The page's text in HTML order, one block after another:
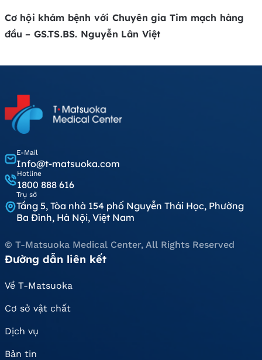
Cơ hội khám bệnh với Chuyên gia Tim mạch hàng
đầu – GS.TS.BS. Nguyễn Lân Việt
E-Mail
Info@t-matsuoka.com
Hotline
1800 888 616
Trụ sở
Tầng 5, Tòa nhà 154 phố Nguyễn Thái Học, Phường
Ba Đình, Hà Nội, Việt Nam
© T-Matsuoka Medical Center, All Rights Reserved
Đường dẫn liên kết
Về T-Matsuoka
Cơ sở vật chất
Dịch vụ
Bản tin